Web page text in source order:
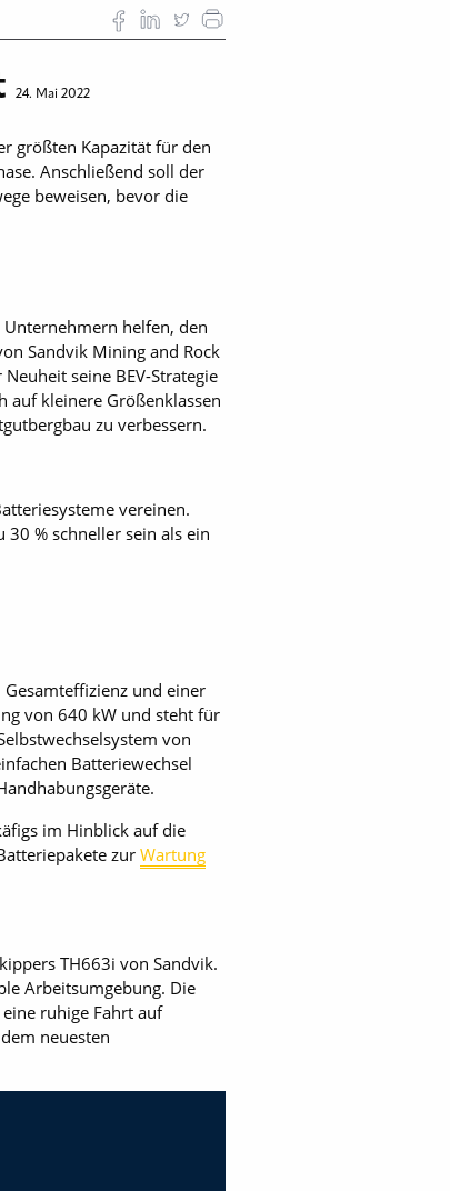
24. Mai 2022
größten Kapazität für den
Anschließend soll der
beweisen, bevor die
helfen, den
Sandvik Mining and Rock
seine BEV-Strategie
auf kleinere Größenklassen
zu verbessern.
vereinen.
% schneller sein als ein
und einer
von 640 kW und steht für
von
Batteriewechsel
im Hinblick auf die
zur Wartung
TH663i von Sandvik.
Arbeitsumgebung. Die
ruhige Fahrt auf
neuesten